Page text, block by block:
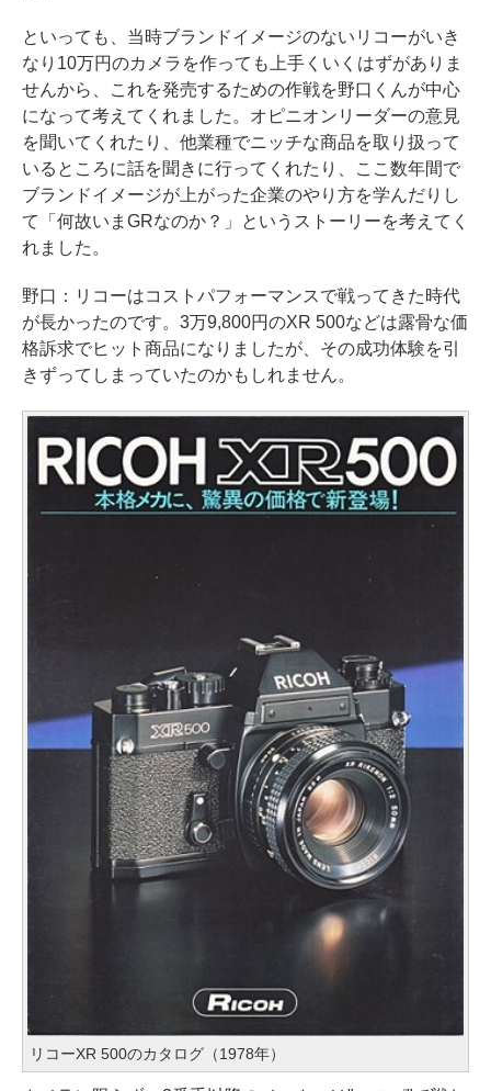
といっても、当時ブランドイメージのないリコーがいき
なり10万円のカメラを作っても上手くいくはずがありま
せんから、これを発売するための作戦を野口くんが中心
になって考えてくれました。オピニオンリーダーの意見
を聞いてくれたり、他業種でニッチな商品を取り扱って
いるところに話を聞きに行ってくれたり、ここ数年間で
ブランドイメージが上がった企業のやり方を学んだりし
て「何故いまGRなのか？」というストーリーを考えてく
れました。
野口：リコーはコストパフォーマンスで戦ってきた時代
が長かったのです。3万9,800円のXR 500などは露骨な価
格訴求でヒット商品になりましたが、その成功体験を引
きずってしまっていたのかもしれません。
リコーXR 500のカタログ（1978年）